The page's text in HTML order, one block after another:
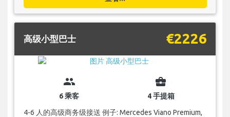
高级小型巴士 €2226
group
6 乘客
business_center
4 手提箱
4-6 人的高级商务级接送 例子: Mercedes Viano Premium,